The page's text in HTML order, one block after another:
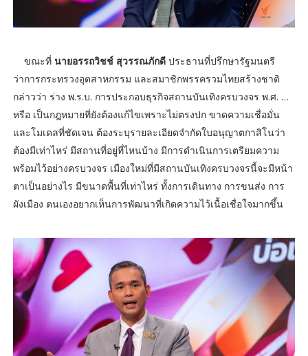
ขณะที่ นายอรรถวิชช์ สุวรรณภักดี ประธานที่ปรึกษารัฐมนตรี
ว่าการกระทรวงอุตสาหกรรม และสมาชิกพรรครวมไทยสร้างชาติ
กล่าวว่า ร่าง พ.ร.บ. การประกอบธุรกิจสถานบันเทิงครบวงจร พ.ศ. …
หรือ เป็นกฎหมายที่ยังต้องแก้ไขเพราะไม่ตรงปก ขาดความเชื่อมั่น
และโมเดลที่ชัดเจน ต้องระบุรายละเอียดจำกัดใบอนุญาตกาสิโนว่า
ต้องมีเท่าไหร่ มีสถานที่อยู่ที่ไหนบ้าง มีการดำเนินการเตรียมความ
พร้อมไว้อย่างครบวงจร เมืองใหม่ที่มีสถานบันเทิงครบวงจรนี้จะมีหน้า
ตาเป็นอย่างไร มีขนาดพื้นที่เท่าไหร่ ทั้งการเดินทาง การขนส่ง การ
ผังเมือง ตนเองอยากเห็นการพัฒนาที่เกิดความไว้เนื้อเชื่อใจมากขึ้น